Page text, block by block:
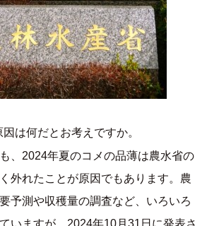
は何だとお考えですか。
、2024年夏のコメの品薄は農水省の
外れたことが原因でもあります。農
予測や収穫量の調査など、いろいろ
いますが、2024年10月31日に発表さ